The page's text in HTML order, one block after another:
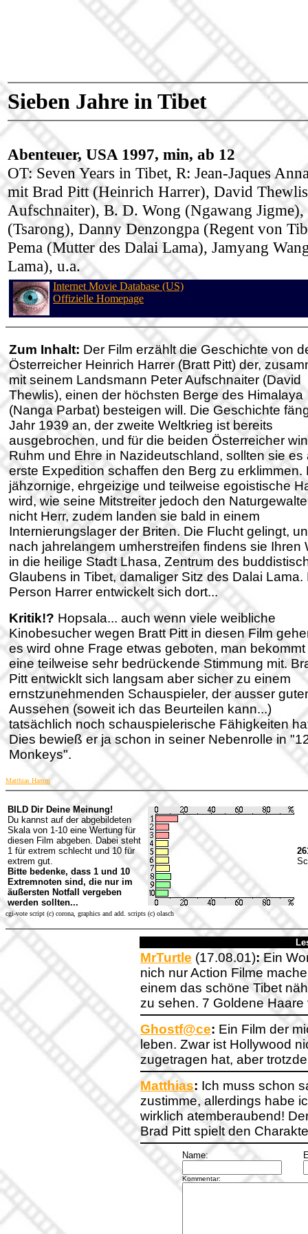
Sieben Jahre in Tibet
Abenteuer, USA 1997, min, ab 12
OT: Seven Years in Tibet, R: Jean-Jaques
mit Brad Pitt (Heinrich Harrer), David
Aufschnaiter), B. D. Wong (Ngawang
(Tsarong), Danny Denzongpa (Regent von
Pema (Mutter des Dalai Lama), Jamyang
Lama), u.a.
Internet Movie Database (US)
Offizielle Homepage
Zum Inhalt: Der Film erzählt die Geschichte von
Österreicher Heinrich Harrer (Bratt Pitt) der,
mit seinem Landsmann Peter Aufschnaiter (David
Thewlis), einen der höchsten Berge des Himalaya
(Nanga Parbat) besteigen will. Die Geschichte
Jahr 1939 an, der zweite Weltkrieg ist bereits
ausgebrochen, und für die beiden Österreicher
Ruhm und Ehre in Nazideutschland, sollten sie es
erste Expedition schaffen den Berg zu erklimmen.
jähzornige, ehrgeizige und teilweise egoistische
wird, wie seine Mitstreiter jedoch den
nicht Herr, zudem landen sie bald in einem
Internierungslager der Briten. Die Flucht gelingt,
nach jahrelangem umherstreifen findens sie Ihren
in die heilige Stadt Lhasa, Zentrum des
Glaubens in Tibet, damaliger Sitz des Dalai Lama.
Person Harrer entwickelt sich dort...
Kritik!? Hopsala... auch wenn viele weibliche
Kinobesucher wegen Bratt Pitt in diesen Film
es wird ohne Frage etwas geboten, man bekommt
eine teilweise sehr bedrückende Stimmung mit.
Pitt entwicklt sich langsam aber sicher zu einem
ernstzunehmenden Schauspieler, der ausser
Aussehen (soweit ich das Beurteilen kann...)
tatsächlich noch schauspielerische Fähigkeiten
Dies bewieß er ja schon in seiner Nebenrolle in
Monkeys".
Matthias Hamm
BILD Dir Deine Meinung!
Du kannst auf der abgebildeten
Skala von 1-10 eine Wertung für
diesen Film abgeben. Dabei steht
1 für extrem schlecht und 10 für
extrem gut.
Bitte bedenke, dass 1 und 10
Extremnoten sind, die nur im
äußersten Notfall vergeben
werden sollten...
cgi-vote script (c) corona, graphics and add. scripts (c) olasch
MrTurtle (17.08.01):Ein
nich nur Action Filme
einem das schöne Tibet
zu sehen. 7 Goldene Haare
Ghostf@ce: Ein Film der
leben. Zwar ist Hollywood
zugetragen hat, aber
Matthias: Ich muss schon
zustimme, allerdings habe
wirklich atemberaubend!
Brad Pitt spielt den
Name:
Kommentar: